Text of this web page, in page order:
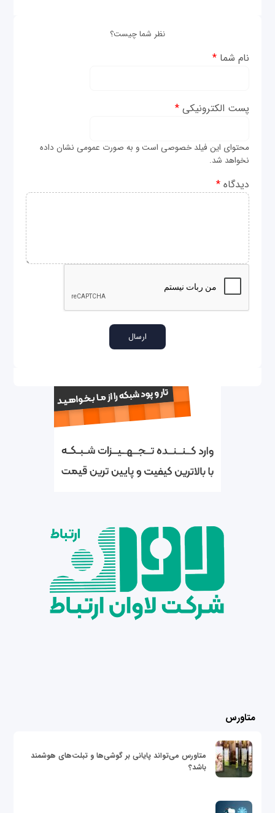
نظر شما چیست؟
نام شما*
پست الکترونیکی*
محتوای این فیلد خصوصی است و به صورت عمومی نشان داده
نخواهد شد.
دیدگاه*
متاورس
متاورس می‌تواند پایانی بر گوشی‌ها و تبلت‌های هوشمند
باشد؟